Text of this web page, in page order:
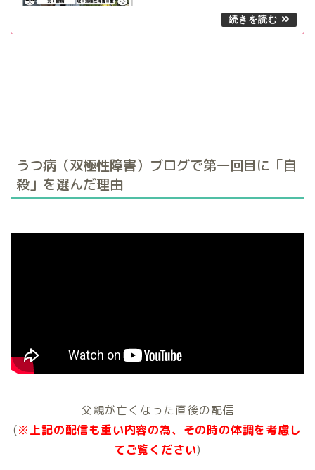
うつ病（双極性障害）ブログで第一回目に「自
殺」を選んだ理由
父親が亡くなった直後の配信
(※上記の配信も重い内容の為、その時の体調を考慮し
てご覧ください)